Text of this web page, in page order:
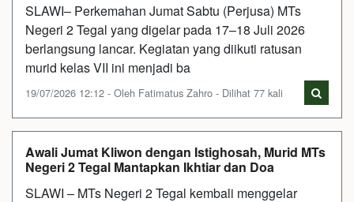
SLAWI– Perkemahan Jumat Sabtu (Perjusa) MTs
Negeri 2 Tegal yang digelar pada 17–18 Juli 2026
berlangsung lancar. Kegiatan yang diikuti ratusan
murid kelas VII ini menjadi ba
19/07/2026 12:12 - Oleh Fatimatus Zahro - Dilihat 77 kali
Awali Jumat Kliwon dengan Istighosah, Murid MTs
Negeri 2 Tegal Mantapkan Ikhtiar dan Doa
SLAWI – MTs Negeri 2 Tegal kembali menggelar